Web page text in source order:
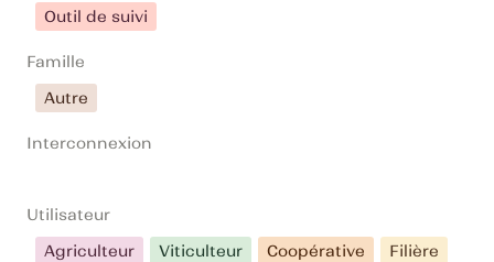
Outil de suivi
Famille
Autre
Interconnexion
Utilisateur
Agriculteur
Viticulteur Coopérative Filière